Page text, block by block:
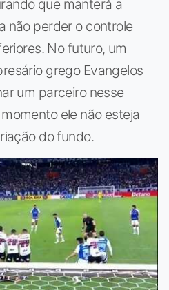
que manterá a
não perder o controle
No futuro, um
grego Evangelos
um parceiro nesse
ele não esteja
do fundo.